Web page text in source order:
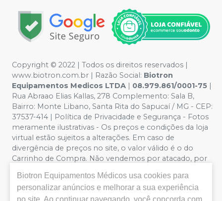
Copyright © 2022 | Todos os direitos reservados |
www.biotron.com.br | Razão Social: Biotron
Equipamentos Medicos LTDA | 08.979.861/0001-75 |
Rua Abraao Elias Kallas, 278 Complemento: Sala B,
Bairro: Monte Libano, Santa Rita do Sapucaí / MG - CEP:
37537-414 | Política de Privacidade e Segurança - Fotos
meramente ilustrativas - Os preços e condições da loja
virtual estão sujeitos a alterações. Em caso de
divergência de preços no site, o valor válido é o do
Carrinho de Compra. Não vendemos por atacado, por
de grandes volumes pelo site.
Biotron Equipamentos Médicos usa cookies para
personalizar anúncios e melhorar a sua experiência
no site. Ao continuar navegando, você concorda com